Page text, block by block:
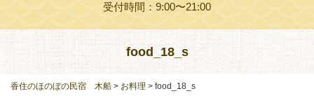
受付時間：9:00〜21:00
food_18_s
香住のほのぼの民宿 木船 > お料理 > food_18_s